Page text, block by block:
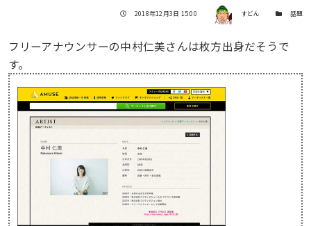
投稿日
2018年12月3日 15:00 著者 すどん カテゴリー
話題
フリーアナウンサーの中村仁美さんは枚方出身だそうで
す。